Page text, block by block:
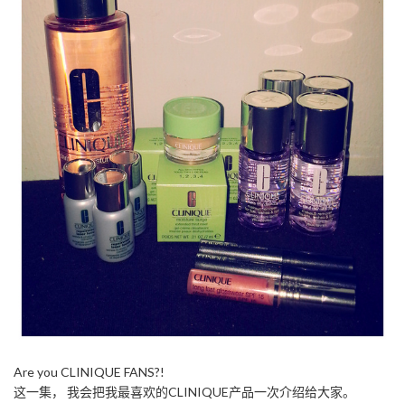
Are you CLINIQUE FANS?!
这一集， 我会把我最喜欢的CLINIQUE产品一次介绍给大家。